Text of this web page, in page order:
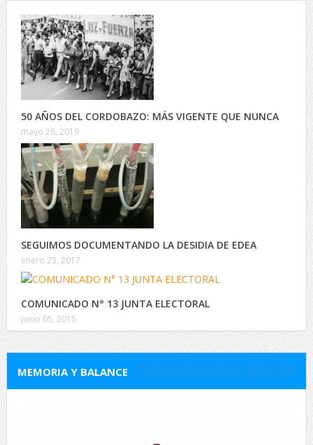
50 AÑOS DEL CORDOBAZO: MÁS VIGENTE QUE NUNCA
mayo 28, 2019
SEGUIMOS DOCUMENTANDO LA DESIDIA DE EDEA
enero 23, 2017
COMUNICADO N° 13 JUNTA ELECTORAL
junio 05, 2015
MEMORIA Y BALANCE